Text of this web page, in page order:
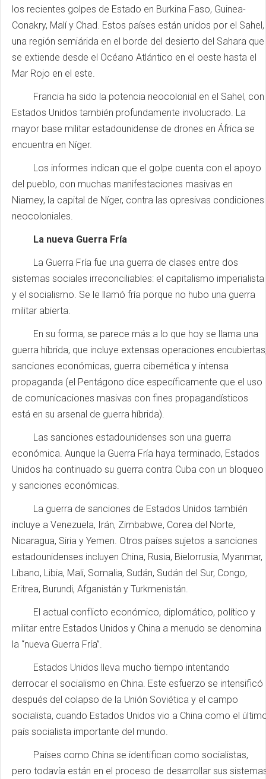
los recientes golpes de Estado en Burkina Faso, Guinea-
Conakry, Malí y Chad. Estos países están unidos por el Sahel,
una región semiárida en el borde del desierto del Sahara que
se extiende desde el Océano Atlántico en el oeste hasta el
Mar Rojo en el este.
Francia ha sido la potencia neocolonial en el Sahel, con
Estados Unidos también profundamente involucrado. La
mayor base militar estadounidense de drones en África se
encuentra en Níger.
Los informes indican que el golpe cuenta con el apoyo
del pueblo, con muchas manifestaciones masivas en
Niamey, la capital de Níger, contra las opresivas condiciones
neocoloniales.
La nueva Guerra Fría
La Guerra Fría fue una guerra de clases entre dos
sistemas sociales irreconciliables: el capitalismo imperialista
y el socialismo. Se le llamó fría porque no hubo una guerra
militar abierta.
En su forma, se parece más a lo que hoy se llama una
guerra híbrida, que incluye extensas operaciones
sanciones económicas, guerra cibernética y intensa
propaganda (el Pentágono dice específicamente que el uso
de comunicaciones masivas con fines propagandísticos
está en su arsenal de guerra híbrida).
Las sanciones estadounidenses son una guerra
económica. Aunque la Guerra Fría haya terminado, Estados
Unidos ha continuado su guerra contra Cuba con un bloqueo
y sanciones económicas.
La guerra de sanciones de Estados Unidos también
incluye a Venezuela, Irán, Zimbabwe, Corea del Norte,
Nicaragua, Siria y Yemen. Otros países sujetos a sanciones
estadounidenses incluyen China, Rusia, Bielorrusia, Myanmar,
Líbano, Libia, Mali, Somalia, Sudán, Sudán del Sur, Congo,
Eritrea, Burundi, Afganistán y Turkmenistán.
El actual conflicto económico, diplomático, político y
militar entre Estados Unidos y China a menudo se denomina
la “nueva Guerra Fría”.
Estados Unidos lleva mucho tiempo intentando
derrocar el socialismo en China. Este esfuerzo se intensificó
después del colapso de la Unión Soviética y el campo
socialista, cuando Estados Unidos vio a China como el
país socialista importante del mundo.
Países como China se identifican como socialistas,
pero todavía están en el proceso de desarrollar sus